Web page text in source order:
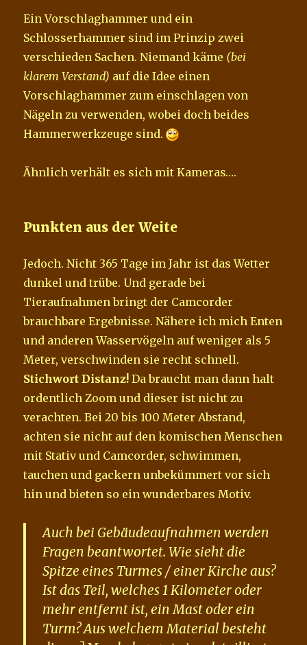
Ein Vorschlaghammer und ein
Schlosserhammer sind im Prinzip zwei
verschieden Sachen. Niemand käme (bei
klarem Verstand) auf die Idee einen
Vorschlaghammer zum einschlagen von
Nägeln zu verwenden, wobei doch beides
Hammerwerkzeuge sind.
Ähnlich verhält es sich mit Kameras….
Punkten aus der Weite
Jedoch. Nicht 365 Tage im Jahr ist das Wetter
dunkel und trübe. Und gerade bei
Tieraufnahmen bringt der Camcorder
brauchbare Ergebnisse. Nähere ich mich Enten
und anderen Wasservögeln auf weniger als 5
Meter, verschwinden sie recht schnell.
Stichwort Distanz! Da braucht man dann halt
ordentlich Zoom und dieser ist nicht zu
verachten. Bei 20 bis 100 Meter Abstand,
achten sie nicht auf den komischen Menschen
mit Stativ und Camcorder, schwimmen,
tauchen und gackern unbekümmert vor sich
hin und bieten so ein wunderbares Motiv.
Auch bei Gebäudeaufnahmen werden
Fragen beantwortet. Wie sieht die
Spitze eines Turmes / einer Kirche aus?
Ist das Teil, welches 1 Kilometer oder
mehr entfernt ist, ein Mast oder ein
Turm? Aus welchem Material besteht